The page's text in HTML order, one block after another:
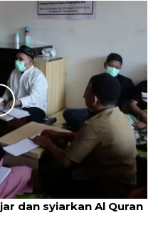
dan syiarkan Al Quran